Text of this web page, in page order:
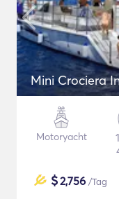
Mini Crociera
Motoryacht
$2,756 /Tag